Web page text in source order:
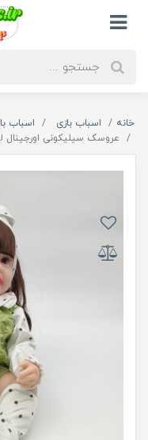
خانه اسباب بازی اسباب
عروسک سیلیکونی اورجینال لباس